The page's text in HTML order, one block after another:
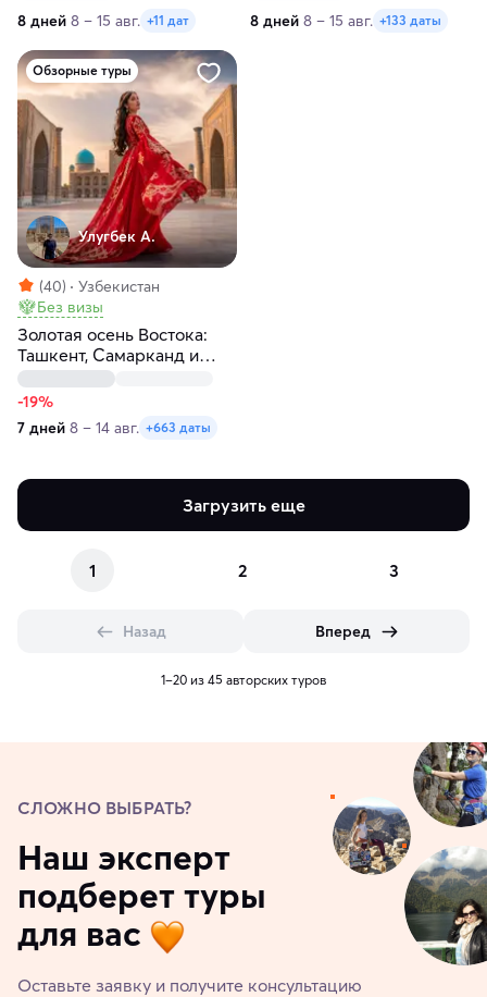
8 дней 8 – 15 авг. +11 дат 8 дней 8 – 15 авг. +133 даты
Обзорные туры
Улугбек А.
(40)
Узбекистан
Без визы
Золотая осень Востока:
Ташкент, Самарканд и
Бухара
-19%
7 дней 8 – 14 авг. +663 даты
Загрузить еще
1 2 3
Назад Вперед
1–20 из 45 авторских туров
СЛОЖНО ВЫБРАТЬ?
Наш эксперт
подберет туры
для вас
Оставьте заявку и получите консультацию